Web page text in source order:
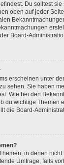
Du solltest sie
oben auf jeder
Board-
erscheinen unter
sehen. Sie haben
Wie bei den
du wichtige Themen
die Board-
in denen
Umfrage, falls